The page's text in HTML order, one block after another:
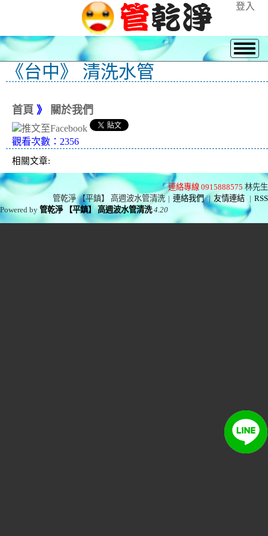
登入
《台中》 清洗水管
首頁 》 關於我們
觀看次數：2356
相關文章:
連絡專線 0915888575 林先生
管乾淨 【平鎮】 高週波水管清洗 | 連絡我們 | 友情連結 | RSS
Powered by管乾淨 【平鎮】 高週波水管清洗 4.20